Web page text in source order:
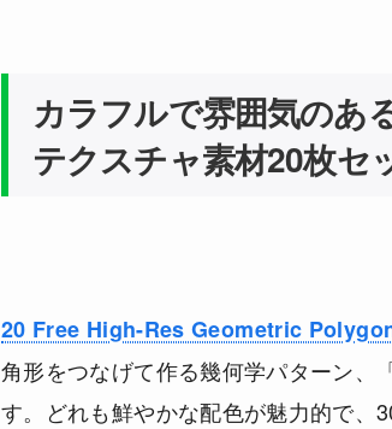
カラフルで雰囲気のあ
テクスチャ素材20枚セ
20 Free High-Res Geometric
角形をつなげて作る幾何学パターン、
す。どれも鮮やかな配色が魅力的で、